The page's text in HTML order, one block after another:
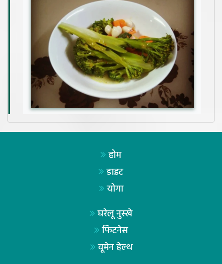
होम
डाइट
योगा
घरेलू नुस्खे
फिटनेस
वूमेन हेल्थ